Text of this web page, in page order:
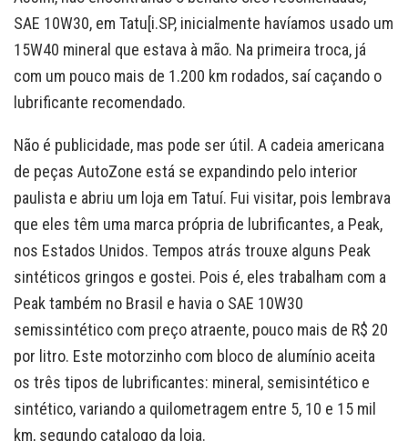
SAE 10W30, em Tatu[i.SP, inicialmente havíamos usado um
15W40 mineral que estava à mão. Na primeira troca, já
com um pouco mais de 1.200 km rodados, saí caçando o
lubrificante recomendado.
Não é publicidade, mas pode ser útil. A cadeia americana
de peças AutoZone está se expandindo pelo interior
paulista e abriu um loja em Tatuí. Fui visitar, pois lembrava
que eles têm uma marca própria de lubrificantes, a Peak,
nos Estados Unidos. Tempos atrás trouxe alguns Peak
sintéticos gringos e gostei. Pois é, eles trabalham com a
Peak também no Brasil e havia o SAE 10W30
semissintético com preço atraente, pouco mais de R$ 20
por litro. Este motorzinho com bloco de alumínio aceita
os três tipos de lubrificantes: mineral, semisintético e
sintético, variando a quilometragem entre 5, 10 e 15 mil
km, segundo catalogo da loja.